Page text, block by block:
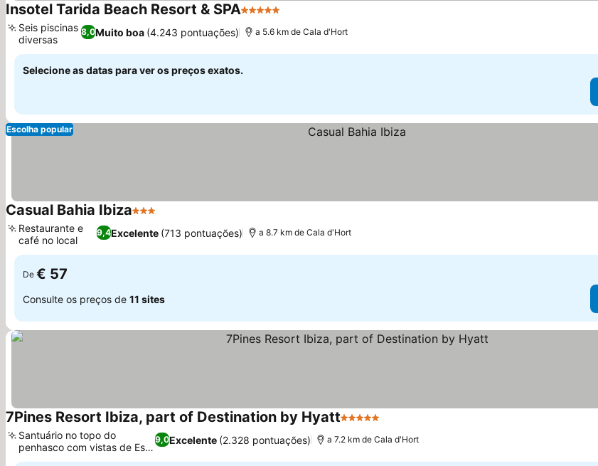
Insotel Tarida Beach Resort & SPA5 Estrelas
8,0Muito boa (4.243 pontuações)
Seis piscinas
diversas
a 5.6 km de Cala d'Hort
Selecione as datas para ver os preços exatos.
Escolha popular
Casual Bahia Ibiza3 Estrelas
9,4Excelente (713 pontuações)
Restaurante e
café no local
a 8.7 km de Cala d'Hort
De € 57
Consulte os preços de 11 sites
7Pines Resort Ibiza, part of Destination by Hyatt5 Estrelas
9,0Excelente (2.328 pontuações)
Santuário no topo do
penhasco com vistas de Es
Vedra
a 7.2 km de Cala d'Hort